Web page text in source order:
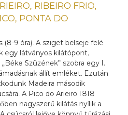
RIBEIRO FRIO,
PONTA DO
(8-9 óra). A sziget belseje felé
egy látványos kilátópont,
Szüzének” szobra egy I.
állít emléket. Ezután
Madeira második
A Pico do Arieiro 1818
nagyszerű kilátás nyílik a